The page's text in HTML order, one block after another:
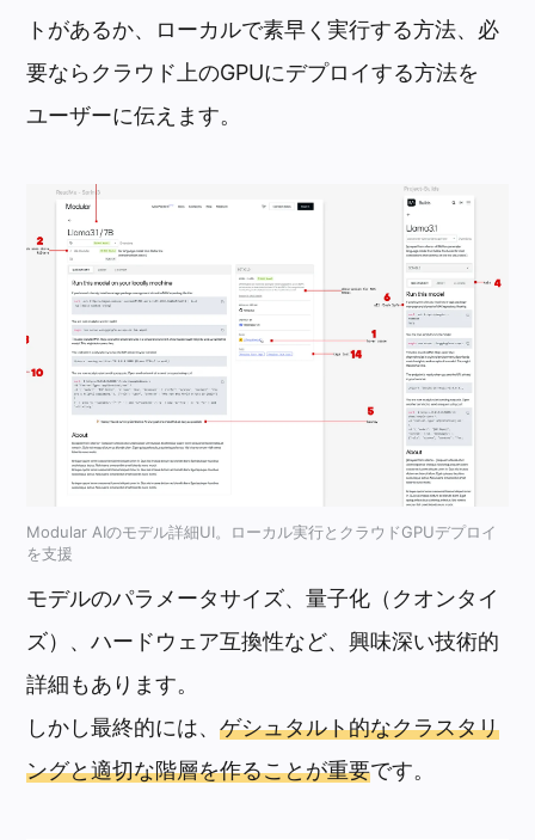
トがあるか、ローカルで素早く実行する方法、必
要ならクラウド上のGPUにデプロイする方法を
ユーザーに伝えます。
Modular AIのモデル詳細UI。ローカル実行とクラウドGPUデプロイ
を支援
モデルのパラメータサイズ、量子化（クオンタイ
ズ）、ハードウェア互換性など、興味深い技術的
詳細もあります。
しかし最終的には、ゲシュタルト的なクラスタリ
ングと適切な階層を作ることが重要です。